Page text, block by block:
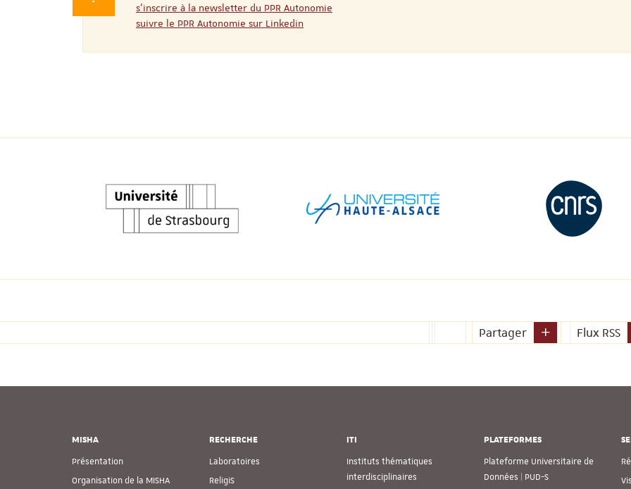
s’inscrire à la newsletter du PPR Autonomie
suivre le PPR Autonomie sur Linkedin
Partager Flux RSS
MISHA
Présentation
Organisation de la MISHA
RECHERCHE
Laboratoires
ReligiS
ITI
Instituts thématiques
interdisciplinaires
PLATEFORMES
Plateforme Universitaire de
Données | PUD-S